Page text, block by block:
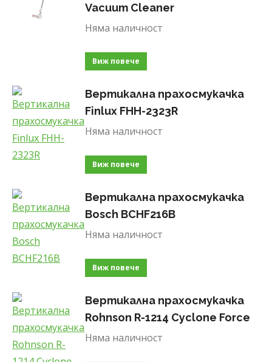
Vacuum Cleaner
Няма наличност
Виж повече
Вертикална прахосмукачка
Finlux FHH-2323R
Няма наличност
Виж повече
Вертикална прахосмукачка
Bosch BCHF216B
Няма наличност
Виж повече
Вертикална прахосмукачка
Rohnson R-1214 Cyclone Force
Няма наличност